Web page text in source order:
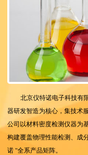
北京仪特诺电子科技有
器研发智造为核心，集技术
公司以材料密度检测仪器为
构建覆盖物理性能检测、成
诺 "全系产品矩阵。